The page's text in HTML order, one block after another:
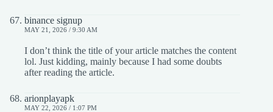
binance signup
MAY 21, 2026 / 9:30 AM
I don’t think the title of your article matches the content
lol. Just kidding, mainly because I had some doubts
after reading the article.
arionplayapk
MAY 22, 2026 / 1:07 PM